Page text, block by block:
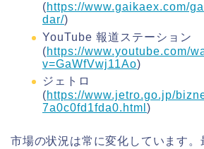
(https://www.gaikaex.com/
dar/)
YouTube 報道ステーション
(https://www.youtube.com/
v=GaWfVwj11Ao)
ジェトロ
(https://www.jetro.go.jp/
7a0c0fd1fda0.html )
市場の状況は常に変化しています。